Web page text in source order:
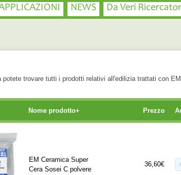
NEWS Da Veri
potete trovare tutti i prodotti relativi all'edilizia trattati con
Nome prodotto+ Prezzo
EM Ceramica Super
Cera Sosei C polvere
36,60€